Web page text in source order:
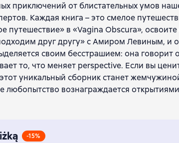
приключений от блистательных умов
Каждая книга – это смелое
путешествие» в «Vagina Obscura»,
друг другу» с Амиром Левиным, и
своим бесстрашием: она говорит
то, что меняет perspective. Если вы
уникальный сборник станет
вознаграждается
-15%